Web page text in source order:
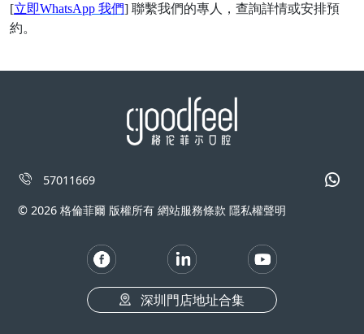
[立即WhatsApp 我們] 聯繫我們的專人，查詢詳情或安排預
約。
57011669
© 2026 格倫菲爾 版權所有 網站服務條款 隱私權聲明
深圳門店地址合集